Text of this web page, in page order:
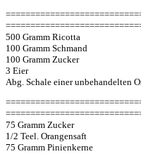
500 Gramm Ricotta
100 Gramm Schmand
100 Gramm Zucker
3 Eier
Abg. Schale einer unbehandelten
75 Gramm Zucker
1/2 Teel. Orangensaft
75 Gramm Pinienkerne